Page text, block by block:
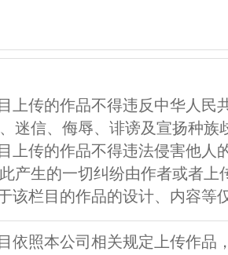
上传的作品不得违反中华人民
迷信、侮辱、诽谤及宣扬种族
上传的作品不得违法侵害他人
产生的一切纠纷由作者或者上
该栏目的作品的设计、内容等
依照本公司相关规定上传作品